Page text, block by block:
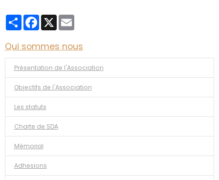
PartagerFacebook
X
Qui sommes nous
Présentation de l'Association
Objectifs de l'Association
Les statuts
Charte de SDA
Mémorial
Adhesions